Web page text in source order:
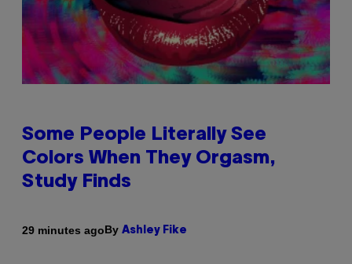
Some People Literally See
Colors When They Orgasm,
Study Finds
29 minutes agoBy Ashley Fike